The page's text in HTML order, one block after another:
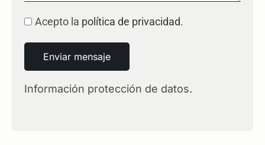
Acepto la política de privacidad.
Enviar mensaje
Información protección de datos.